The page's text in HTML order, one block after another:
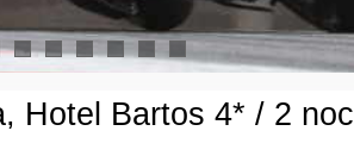
3 4
Hotel Bartos 4* / 2